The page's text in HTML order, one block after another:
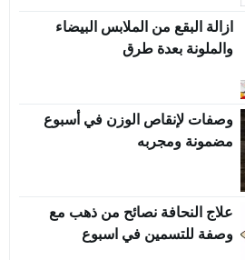
ازالة البقع من الملابس البيضاء
والملونة بعدة طرق
وصفات لإنقاص الوزن في أسبوع
مضمونة ومجربه
علاج النحافة نصائح من ذهب مع
وصفة للتسمين في اسبوع